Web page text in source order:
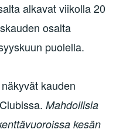
alkavat viikolla 20
osalta
puolella.
kauden
Mahdollisia
kesän